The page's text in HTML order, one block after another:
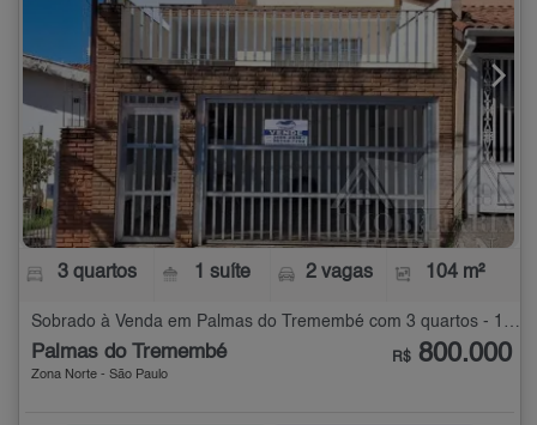
3 quartos 1 suíte 2 vagas 104 m²
Palmas do Tremembé
Zona Norte - São Paulo
R$ 800.000